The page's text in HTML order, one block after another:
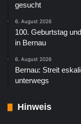
gesucht
6. August 2026
100. Geburtstag
in Bernau
6. August 2026
Bernau: Streit
unterwegs
Hinweis